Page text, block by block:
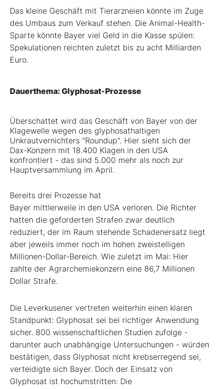
Das kleine Geschäft mit Tierarzneien könnte im Zuge
des Umbaus zum Verkauf stehen. Die Animal-Health-
Sparte könnte Bayer viel Geld in die Kasse spülen:
Spekulationen reichten zuletzt bis zu acht Milliarden
Euro.
Dauerthema: Glyphosat-Prozesse
Überschattet wird das Geschäft von Bayer von der
Klagewelle wegen des glyphosathaltigen
Unkrautvernichters "Roundup". Hier sieht sich der
Dax-Konzern mit 18.400 Klagen in den USA
konfrontiert - das sind 5.000 mehr als noch zur
Hauptversammlung im April.
Bereits drei Prozesse hat
Bayer mittlerweile in den USA verloren. Die Richter
hatten die geforderten Strafen zwar deutlich
reduziert, der im Raum stehende Schadenersatz liegt
aber jeweils immer noch im hohen zweistelligen
Millionen-Dollar-Bereich. Wie zuletzt im Mai: Hier
zahlte der Agrarchemiekonzern eine 86,7 Millionen
Dollar Strafe.
Die Leverkusener vertreten weiterhin einen klaren
Standpunkt: Glyphosat sei bei richtiger Anwendung
sicher. 800 wissenschaftlichen Studien zufolge -
darunter auch unabhängige Untersuchungen - würden
bestätigen, dass Glyphosat nicht krebserregend sei,
verteidigte sich Bayer. Doch der Einsatz von
Glyphosat ist hochumstritten: Die